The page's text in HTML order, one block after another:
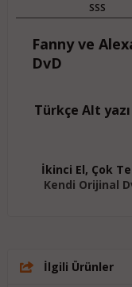
SSS
Fanny ve
DvD
Türkçe Alt
İkinci El, Çok
Kendi Orijinal
İlgili Ürünler